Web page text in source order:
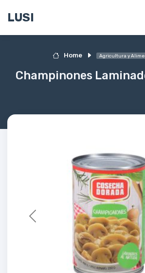
LUSI
Home Agricultura y
Champinones
Previous